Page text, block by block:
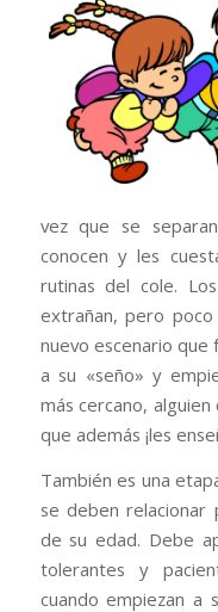
vez que se
conocen y les
rutinas del cole.
extrañan, pero
nuevo escenario que
a su «seño» y
más cercano,
que además ¡les
También es una
se deben
de su edad. Debe
tolerantes y
cuando empiezan a